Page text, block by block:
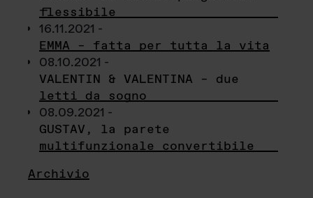
flessibile
16.11.2021 -
EMMA – fatta per tutta la vita
08.10.2021 -
VALENTIN & VALENTINA – due
letti da sogno
08.09.2021 -
GUSTAV, la parete
multifunzionale convertibile
Archivio